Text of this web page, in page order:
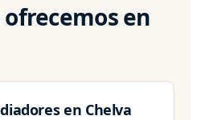
en
en Chelva